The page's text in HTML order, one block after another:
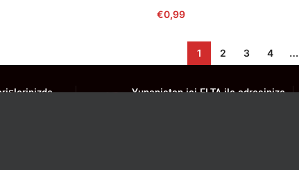
€0,99
1 2 3 4 …
Yunanistan içi ELTA ile adresinize